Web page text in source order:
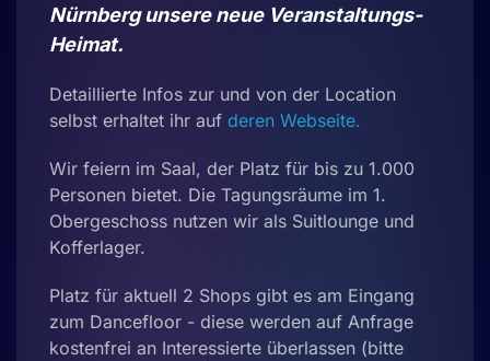
Nürnberg unsere neue Veranstaltungs-
Heimat.
Detaillierte Infos zur und von der Location
selbst erhaltet ihr auf deren Webseite.
Wir feiern im Saal, der Platz für bis zu 1.000
Personen bietet. Die Tagungsräume im 1.
Obergeschoss nutzen wir als Suitlounge und
Kofferlager.
Platz für aktuell 2 Shops gibt es am Eingang
zum Dancefloor - diese werden auf Anfrage
kostenfrei an Interessierte überlassen (bitte